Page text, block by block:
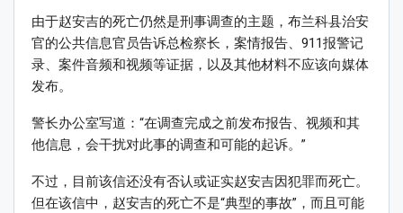
由于赵安吉的死亡仍然是刑事调查的主题，布兰科县治安
官的公共信息官员告诉总检察长，案情报告、911报警记
录、案件音频和视频等证据，以及其他材料不应该向媒体
发布。
警长办公室写道：“在调查完成之前发布报告、视频和其
他信息，会干扰对此事的调查和可能的起诉。”
不过，目前该信还没有否认或证实赵安吉因犯罪而死亡。
但在该信中，赵安吉的死亡不是“典型的事故”，而且可能